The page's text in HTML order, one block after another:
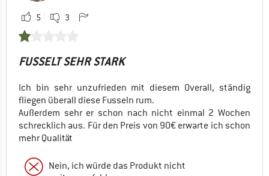
5 3
FUSSELT SEHR STARK
Ich bin sehr unzufrieden mit diesem Overall, ständig
fliegen überall diese Fusseln rum.
Außerdem sehr er schon nach nicht einmal 2 Wochen
schrecklich aus. Für den Preis von 90€ erwarte ich schon
mehr Qualität
Nein, ich würde das Produkt nicht